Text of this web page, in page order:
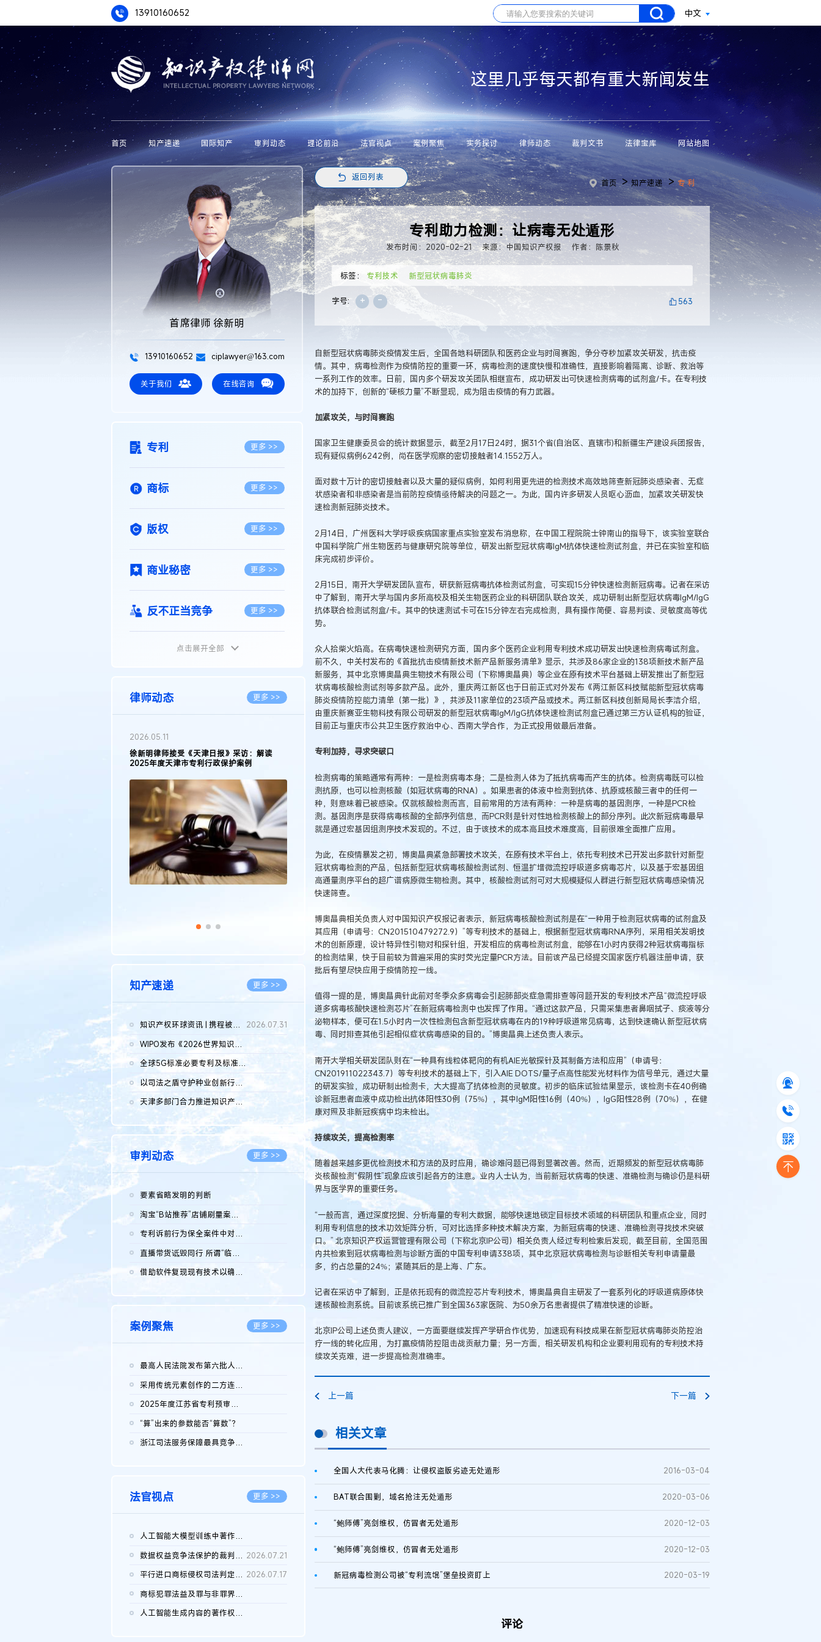
13910160652 中文
这里几乎每天都有重大新闻发生
首页 知产速递 国际知产 审判动态 理论前沿 法官视点 案例聚焦 实务探讨 律师动态 裁判文书 法律宝库 网站地图
首席律师 徐新明
13910160652 ciplawyer@163.com
关于我们 在线咨询
专利 更多 >>
商标 更多 >>
版权 更多 >>
商业秘密 更多 >>
反不正当竞争 更多 >>
植物新品种
地理标志 更多 >>
集成电路布图设计
传统文化 更多 >>
点击展开全部
律师动态 更多 >>
2026.05.11
徐新明律师接受《天津日报》采访：解读
2025年度天津市专利行政保护案例
著名知识产权律师徐新明接受《中国经营
挑战与应对策略
知产速递 更多 >>
知识产权环球资讯 | 携程被市监总局罚51.79亿；瑞幸泰国商标案上...
2026.07.31
WIPO发布《2026世界知识产权报告》 含报告全文
全球5G标准必要专利及标准提案研究报告（2026年）全文发布
以司法之盾守护种业创新行稳致远
2026.08.05
天津多部门合力推进知识产权保护工作
2026.08.05
审判动态 更多 >>
要素省略发明的判断
淘宝“B站推荐”店铺刷量案维持原判，两被告连带赔偿150万元
专利诉前行为保全案件中对仿制药申请人曾作出三类声明的考量及违...
直播带货诋毁同行 所谓“临场发挥”不免责
借助软件复现现有技术以确认相关参数特征是否被公开
案例聚焦 更多 >>
最高人民法院发布第六批人民法院种业知识产权司法保护典型案例 含...
采用传统元素创作的二方连续装饰图案作品的独创性及侵权对比认定
2025年度江苏省专利预审典型案例
“算”出来的参数能否“算数”？
浙江司法服务保障最具竞争力营商环境建设典型案例（第二批）含侵...
法官视点 更多 >>
人工智能大模型训练中著作权的合理使用
2026.07.28
数据权益竞争法保护的裁判路径构建 2026.07.21
平行进口商标侵权司法判定规则的困境与纾解 2026.07.17
商标犯罪法益及罪与非罪界限研究
人工智能生成内容的著作权司法认定：演进逻辑、现实困境与规则建...
返回列表
首页 >知产速递 >专 利
专利助力检测：让病毒无处遁形
发布时间：2020-02-21 来源：中国知识产权报 作者：陈景秋
标签： 专利技术 新型冠状病毒肺炎
字号: + - 563
自新型冠状病毒肺炎疫情发生后，全国各地科研团队和医药企业与时间赛跑，争分夺秒加紧攻关研发，抗击疫
情。其中，病毒检测作为疫情防控的重要一环，病毒检测的速度快慢和准确性，直接影响着隔离、诊断、救治等
一系列工作的效率。日前，国内多个研发攻关团队相继宣布，成功研发出可快速检测病毒的试剂盒/卡。在专利技
术的加持下，创新的“硬核力量”不断显现，成为阻击疫情的有力武器。
加紧攻关，与时间赛跑
国家卫生健康委员会的统计数据显示，截至2月17日24时，据31个省(自治区、直辖市)和新疆生产建设兵团报告，
现有疑似病例6242例，尚在医学观察的密切接触者14.1552万人。
面对数十万计的密切接触者以及大量的疑似病例，如何利用更先进的检测技术高效地筛查新冠肺炎感染者、无症
状感染者和非感染者是当前防控疫情亟待解决的问题之一。为此，国内许多研发人员呕心沥血，加紧攻关研发快
速检测新冠肺炎技术。
2月14日，广州医科大学呼吸疾病国家重点实验室发布消息称，在中国工程院院士钟南山的指导下，该实验室联合
中国科学院广州生物医药与健康研究院等单位，研发出新型冠状病毒IgM抗体快速检测试剂盒，并已在实验室和临
床完成初步评价。
2月15日，南开大学研发团队宣布，研获新冠病毒抗体检测试剂盒，可实现15分钟快速检测新冠病毒。记者在采访
中了解到，南开大学与国内多所高校及相关生物医药企业的科研团队联合攻关，成功研制出新型冠状病毒IgM/IgG
抗体联合检测试剂盒/卡。其中的快速测试卡可在15分钟左右完成检测，具有操作简便、容易判读、灵敏度高等优
势。
众人拾柴火焰高。在病毒快速检测研究方面，国内多个医药企业利用专利技术成功研发出快速检测病毒试剂盒。
前不久，中关村发布的《首批抗击疫情新技术新产品新服务清单》显示，共涉及86家企业的138项新技术新产品
新服务，其中北京博奥晶典生物技术有限公司（下称博奥晶典）等企业在原有技术平台基础上研发推出了新型冠
状病毒核酸检测试剂等多款产品。此外，重庆两江新区也于日前正式对外发布《两江新区科技赋能新型冠状病毒
肺炎疫情防控能力清单（第一批）》，共涉及11家单位的23项产品或技术。两江新区科技创新局局长李洁介绍，
由重庆新赛亚生物科技有限公司研发的新型冠状病毒IgM/IgG抗体快速检测试剂盒已通过第三方认证机构的验证，
目前正与重庆市公共卫生医疗救治中心、西南大学合作，为正式投用做最后准备。
专利加持，寻求突破口
检测病毒的策略通常有两种：一是检测病毒本身；二是检测人体为了抵抗病毒而产生的抗体。检测病毒既可以检
测抗原，也可以检测核酸（如冠状病毒的RNA）。如果患者的体液中检测到抗体、抗原或核酸三者中的任何一
种，则意味着已被感染。仅就核酸检测而言，目前常用的方法有两种：一种是病毒的基因测序，一种是PCR检
测。基因测序是获得病毒核酸的全部序列信息，而PCR则是针对性地检测核酸上的部分序列。此次新冠病毒最早
就是通过宏基因组测序技术发现的。不过，由于该技术的成本高且技术难度高，目前很难全面推广应用。
为此，在疫情暴发之初，博奥晶典紧急部署技术攻关，在原有技术平台上，依托专利技术已开发出多款针对新型
冠状病毒检测的产品，包括新型冠状病毒核酸检测试剂、恒温扩增微流控呼吸道多病毒芯片，以及基于宏基因组
高通量测序平台的超广谱病原微生物检测。其中，核酸检测试剂可对大规模疑似人群进行新型冠状病毒感染情况
快速筛查。
博奥晶典相关负责人对中国知识产权报记者表示，新冠病毒核酸检测试剂是在“一种用于检测冠状病毒的试剂盒及
其应用（申请号：CN201510479272.9）”等专利技术的基础上，根据新型冠状病毒RNA序列，采用相关发明技
术的创新原理，设计特异性引物对和探针组，开发相应的病毒检测试剂盒，能够在1小时内获得2种冠状病毒指标
的检测结果，快于目前较为普遍采用的实时荧光定量PCR方法。目前该产品已经提交国家医疗机器注册申请，获
批后有望尽快应用于疫情防控一线。
值得一提的是，博奥晶典针此前对冬季众多病毒会引起肺部炎症急需排查等问题开发的专利技术产品“微流控呼吸
道多病毒核酸快速检测芯片”在新冠病毒检测中也发挥了作用。“通过这款产品，只需采集患者鼻咽拭子、痰液等分
泌物样本，便可在1.5小时内一次性检测包含新型冠状病毒在内的19种呼吸道常见病毒，达到快速确认新型冠状病
毒、同时排查其他引起相似症状病毒感染的目的。”博奥晶典上述负责人表示。
南开大学相关研发团队则在“一种具有线粒体靶向的有机AIE光敏探针及其制备方法和应用”（申请号：
CN201911022343.7）等专利技术的基础上下，引入AIE DOTS/量子点高性能发光材料作为信号单元，通过大量
的研发实验，成功研制出检测卡，大大提高了抗体检测的灵敏度。初步的临床试验结果显示，该检测卡在40例确
诊新冠患者血液中成功检出抗体阳性30例（75%），其中IgM阳性16例（40%），IgG阳性28例（70%），在健
康对照及非新冠疾病中均未检出。
持续攻关，提高检测率
随着越来越多更优检测技术和方法的及时应用，确诊难问题已得到显著改善。然而，近期频发的新型冠状病毒肺
炎核酸检测“假阴性”现象应该引起各方的注意。业内人士认为，当前新冠状病毒的快速、准确检测与确诊仍是科研
界与医学界的重要任务。
“一般而言，通过深度挖掘、分析海量的专利大数据，能够快速地锁定目标技术领域的科研团队和重点企业，同时
利用专利信息的技术功效矩阵分析，可对比选择多种技术解决方案，为新冠病毒的快速、准确检测寻找技术突破
口。” 北京知识产权运营管理有限公司（下称北京IP公司）相关负责人经过专利检索后发现，截至目前，全国范围
内共检索到冠状病毒检测与诊断方面的中国专利申请338项，其中北京冠状病毒检测与诊断相关专利申请量最
多，约占总量的24%；紧随其后的是上海、广东。
记者在采访中了解到，正是依托现有的微流控芯片专利技术，博奥晶典自主研发了一套系列化的呼吸道病原体快
速核酸检测系统。目前该系统已推广到全国363家医院、为50余万名患者提供了精准快速的诊断。
北京IP公司上述负责人建议，一方面要继续发挥产学研合作优势，加速现有科技成果在新型冠状病毒肺炎防控治
疗一线的转化应用，为打赢疫情防控阻击战贡献力量；另一方面，相关研发机构和企业要利用现有的专利技术持
续攻关克难，进一步提高检测准确率。
上一篇 下一篇
相关文章
全国人大代表马化腾：让侵权盗版劣迹无处遁形 2016-03-04
BAT联合围剿，域名抢注无处遁形 2020-03-06
“鲍师傅”亮剑维权，仿冒者无处遁形 2020-12-03
“鲍师傅”亮剑维权，仿冒者无处遁形 2020-12-03
新冠病毒检测公司被“专利流氓”堡垒投资盯上 2020-03-19
评论